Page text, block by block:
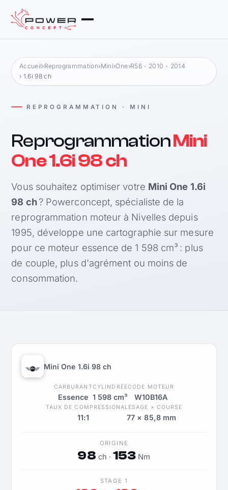
Accueil›Reprogrammation›Mini›One›R56 - 2010 - 2014
› 1.6i 98 ch
REPROGRAMMATION · MINI
ReprogrammationMini
One 1.6i 98 ch
Vous souhaitez optimiser votre Mini One 1.6i
98 ch? Powerconcept, spécialiste de la
reprogrammation moteur à Nivelles depuis
1995, développe une cartographie sur mesure
pour ce moteur essence de 1 598 cm³ : plus
de couple, plus d'agrément ou moins de
consommation.
Mini One 1.6i 98 ch
CARBURANT
Essence
CYLINDRÉE
1 598 cm³
CODE MOTEUR
W10B16A
TAUX DE COMPRESSION
11:1
ALÉSAGE × COURSE
77 × 85,8 mm
ORIGINE
98 ch ·153 Nm
STAGE 1